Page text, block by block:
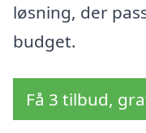
løsning, der
budget.
Få 3 tilbud,